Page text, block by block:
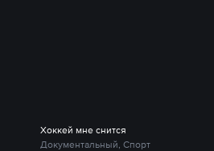
Хоккей мне снится
Документальный, Спорт